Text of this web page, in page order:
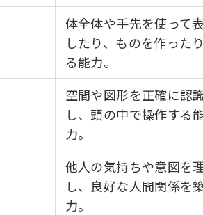
体全体や手先を使って
したり、ものを作った
る能力。
空間や図形を正確に認
し、頭の中で操作する
力。
他人の気持ちや意図を
し、良好な人間関係を
力。